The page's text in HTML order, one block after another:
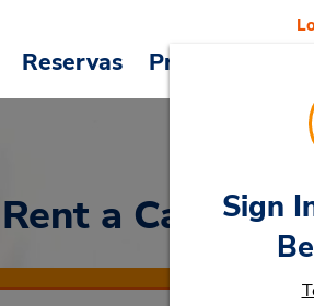
Reservas Promoções
Rent a Car at
Sign